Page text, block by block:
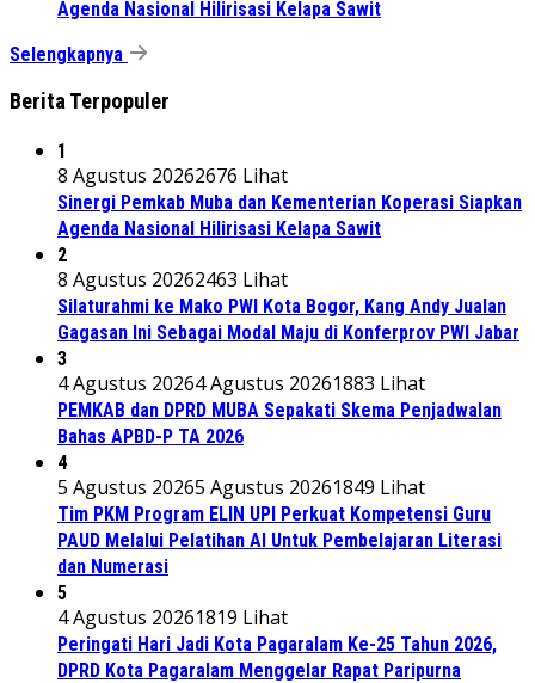
Agenda Nasional Hilirisasi Kelapa Sawit
Selengkapnya
Berita Terpopuler
1
8 Agustus 20262676 Lihat
Sinergi Pemkab Muba dan Kementerian Koperasi Siapkan
Agenda Nasional Hilirisasi Kelapa Sawit
2
8 Agustus 20262463 Lihat
Silaturahmi ke Mako PWI Kota Bogor, Kang Andy Jualan
Gagasan Ini Sebagai Modal Maju di Konferprov PWI Jabar
3
4 Agustus 20264 Agustus 20261883 Lihat
PEMKAB dan DPRD MUBA Sepakati Skema Penjadwalan
Bahas APBD-P TA 2026
4
5 Agustus 20265 Agustus 20261849 Lihat
Tim PKM Program ELIN UPI Perkuat Kompetensi Guru
PAUD Melalui Pelatihan AI Untuk Pembelajaran Literasi
dan Numerasi
5
4 Agustus 20261819 Lihat
Peringati Hari Jadi Kota Pagaralam Ke-25 Tahun 2026,
DPRD Kota Pagaralam Menggelar Rapat Paripurna